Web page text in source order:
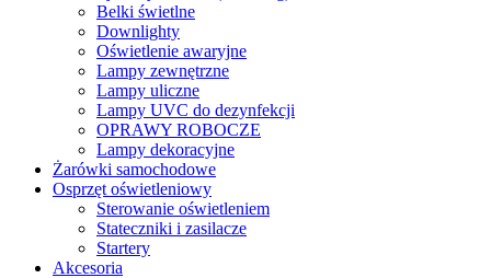
Belki świetlne
Downlighty
Oświetlenie awaryjne
Lampy zewnętrzne
Lampy uliczne
Lampy UVC do dezynfekcji
OPRAWY ROBOCZE
Lampy dekoracyjne
Żarówki samochodowe
Osprzęt oświetleniowy
Sterowanie oświetleniem
Stateczniki i zasilacze
Startery
Akcesoria